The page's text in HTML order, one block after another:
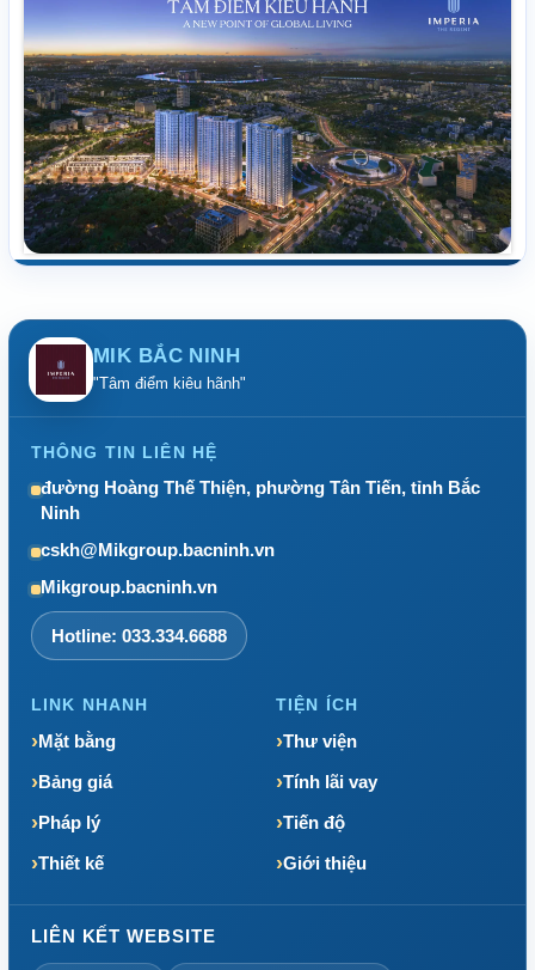
MIK BẮC NINH
"Tâm điểm kiêu hãnh"
THÔNG TIN LIÊN HỆ
đường Hoàng Thế Thiện, phường Tân Tiến, tỉnh Bắc
Ninh
cskh@Mikgroup.bacninh.vn
Mikgroup.bacninh.vn
Hotline: 033.334.6688
LINK NHANH
Mặt bằng
Bảng giá
Pháp lý
Thiết kế
TIỆN ÍCH
Thư viện
Tính lãi vay
Tiến độ
Giới thiệu
LIÊN KẾT WEBSITE